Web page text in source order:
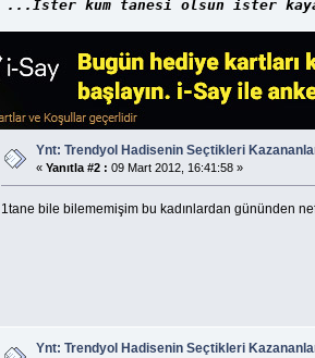
...İster kum tanesi olsun ister
Ynt: Trendyol Hadisenin Seçtikleri
« Yanıtla #2 : 09 Mart 2012, 16:41:58 »
1tane bile bilememişim bu kadınlardan gününden
Ynt: Trendyol Hadisenin Seçtikleri